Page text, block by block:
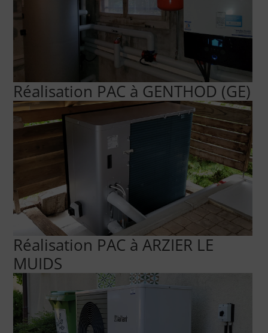
Réalisation PAC à GENTHOD (GE)
Réalisation PAC à ARZIER LE
MUIDS